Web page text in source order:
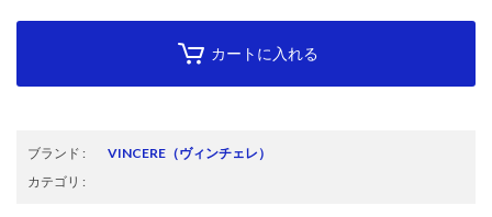
カートに入れる
ブランド : VINCERE （ヴィンチェレ）
カテゴリ :